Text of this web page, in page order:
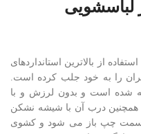
لباسشویی
سفید بوش ترکیه مدل 254 با استفاده از بالاترین استانداردهای
را به خود جلب کرده است.
شده است و بدون لرزش و با
همچنین درب آن با شیشه نشکن
سمت چپ باز می شود و کشوی